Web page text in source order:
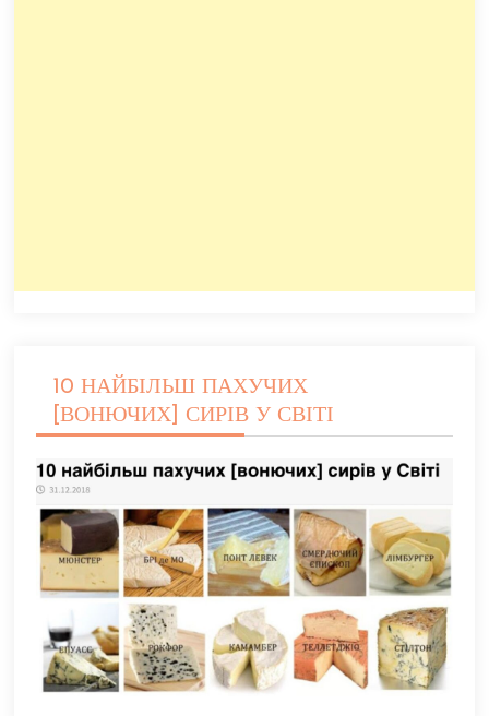
10 НАЙБІЛЬШ ПАХУЧИХ
[ВОНЮЧИХ] СИРІВ У СВІТІ